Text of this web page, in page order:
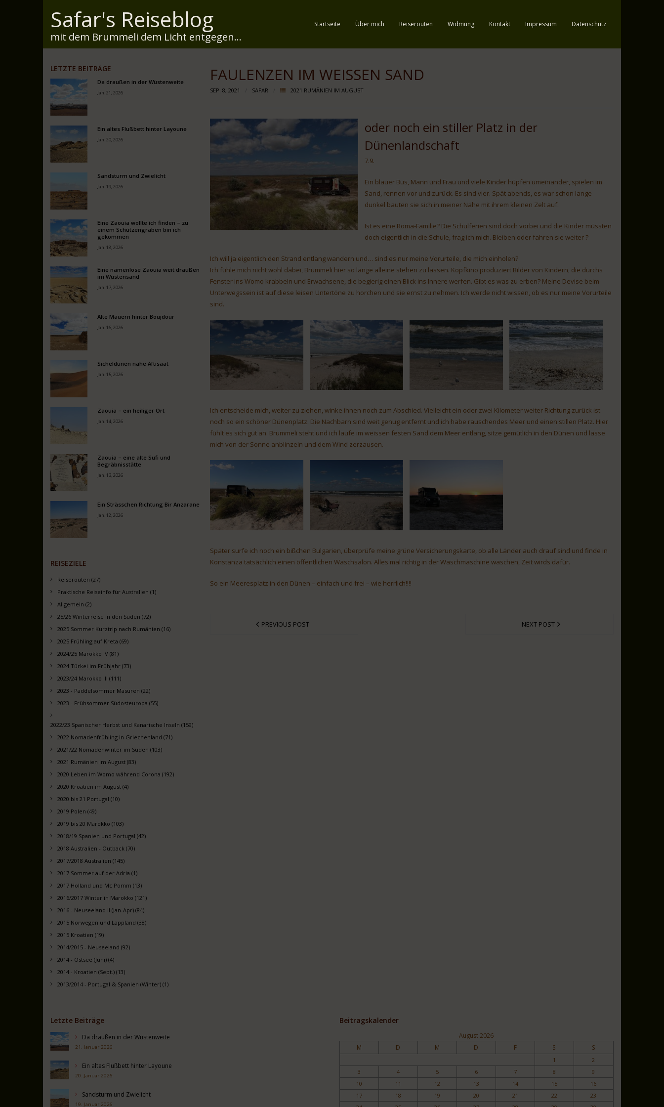
Safar's Reiseblog
mit dem Brummeli dem Licht entgegen...
Startseite Über mich Reiserouten Widmung Kontakt Impressum Datenschutz
FAULENZEN IM WEISSEN SAND
SEP. 8, 2021 SAFAR 2021 RUMÄNIEN IM AUGUST
oder noch ein stiller Platz in der
Dünenlandschaft
7.9.
Ein blauer Bus, Mann und Frau und viele Kinder hüpfen umeinander, spielen im
Sand, rennen vor und zurück. Es sind vier. Spät abends, es war schon lange
dunkel bauten sie sich in meiner Nähe mit ihrem kleinen Zelt auf.
Ist es eine Roma-Familie? Die Schulferien sind doch vorbei und die Kinder müssten
doch eigentlich in die Schule, frag ich mich. Bleiben oder fahren sie weiter ?
Ich will ja eigentlich den Strand entlang wandern und… sind es nur meine Vorurteile, die mich einholen?
Ich fühle mich nicht wohl dabei, Brummeli hier so lange alleine stehen zu lassen. Kopfkino produziert Bilder von Kindern, die durchs
Fenster ins Womo krabbeln und Erwachsene, die begierig einen Blick ins Innere werfen. Gibt es was zu erben? Meine Devise beim
Unterwegssein ist auf diese leisen Untertöne zu horchen und sie ernst zu nehmen. Ich werde nicht wissen, ob es nur meine Vorurteile
sind.
Ich entscheide mich, weiter zu ziehen, winke ihnen noch zum Abschied. Vielleicht ein oder zwei Kilometer weiter Richtung zurück ist
noch so ein schöner Dünenplatz. Die Nachbarn sind weit genug entfernt und ich habe rauschendes Meer und einen stillen Platz. Hier
fühlt es sich gut an. Brummeli steht und ich laufe im weissen festen Sand dem Meer entlang, sitze gemütlich in den Dünen und lasse
mich von der Sonne anblinzeln und dem Wind zerzausen.
Später surfe ich noch ein bißchen Bulgarien, überprüfe meine grüne Versicherungskarte, ob alle Länder auch drauf sind und finde in
Konstanza tatsächlich einen öffentlichen Waschsalon. Alles mal richtig in der Waschmaschine waschen, Zeit wirds dafür.
So ein Meeresplatz in den Dünen – einfach und frei – wie herrlich!!!!
PREVIOUS POST NEXT POST
LETZTE BEITRÄGE
Da draußen in der Wüstenweite
Jan. 21, 2026
Ein altes Flußbett hinter Layoune
Jan. 20, 2026
Sandsturm und Zwielicht
Jan. 19, 2026
Eine Zaouia wollte ich finden – zu
einem Schützengraben bin ich
gekommen
Jan. 18, 2026
Eine namenlose Zaouia weit draußen
im Wüstensand
Jan. 17, 2026
Alte Mauern hinter Boujdour
Jan. 16, 2026
Sicheldünen nahe Aftisaat
Jan. 15, 2026
Zaouia – ein heiliger Ort
Jan. 14, 2026
Zaouia – eine alte Sufi und
Begräbnisstätte
Jan. 13, 2026
Ein Strässchen Richtung Bir Anzarane
Jan. 12, 2026
REISEZIELE
Reiserouten (27)
Praktische Reiseinfo für Australien (1)
Allgemein (2)
25/26 Winterreise in den Süden (72)
2025 Sommer Kurztrip nach Rumänien (16)
2025 Frühling auf Kreta (69)
2024/25 Marokko IV (81)
2024 Türkei im Frühjahr (73)
2023/24 Marokko III (111)
2023 - Paddelsommer Masuren (22)
2023 - Frühsommer Südosteuropa (55)
2022/23 Spanischer Herbst und Kanarische Inseln (159)
2022 Nomadenfrühling in Griechenland (71)
2021/22 Nomadenwinter im Süden (103)
2021 Rumänien im August (83)
2020 Leben im Womo während Corona (192)
2020 Kroatien im August (4)
2020 bis 21 Portugal (10)
2019 Polen (49)
2019 bis 20 Marokko (103)
2018/19 Spanien und Portugal (42)
2018 Australien - Outback (70)
2017/2018 Australien (145)
2017 Sommer auf der Adria (1)
2017 Holland und Mc Pomm (13)
2016/2017 Winter in Marokko (121)
2016 - Neuseeland II (Jan-Apr) (84)
2015 Norwegen und Lappland (38)
2015 Kroatien (19)
2014/2015 - Neuseeland (92)
2014 - Ostsee (Juni) (4)
2014 - Kroatien (Sept.) (13)
2013/2014 - Portugal & Spanien (Winter) (1)
Letzte Beiträge
Da draußen in der Wüstenweite
21. Januar 2026
Ein altes Flußbett hinter Layoune
20. Januar 2026
Sandsturm und Zwielicht
19. Januar 2026
Beitragskalender
August 2026
M D M D F S S
1
2
3
4 5 6 7 8
9
10
11 12 13 14 15
16
17
18 19 20 21 22
23